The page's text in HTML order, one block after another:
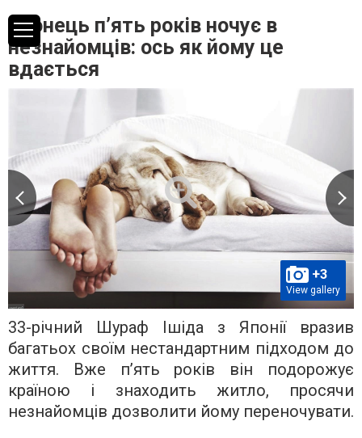
Японець п’ять років ночує в
незнайомців: ось як йому це
вдається
+3
View gallery
33-річний Шураф Ішіда з Японії вразив
багатьох своїм нестандартним підходом до
життя. Вже п’ять років він подорожує
країною і знаходить житло, просячи
незнайомців дозволити йому переночувати.